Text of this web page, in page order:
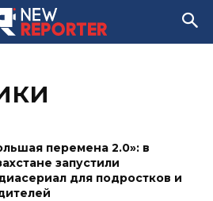
перемена 2.0»: в
запустили
для подростков и